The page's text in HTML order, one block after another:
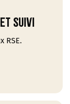
suivi
RSE.